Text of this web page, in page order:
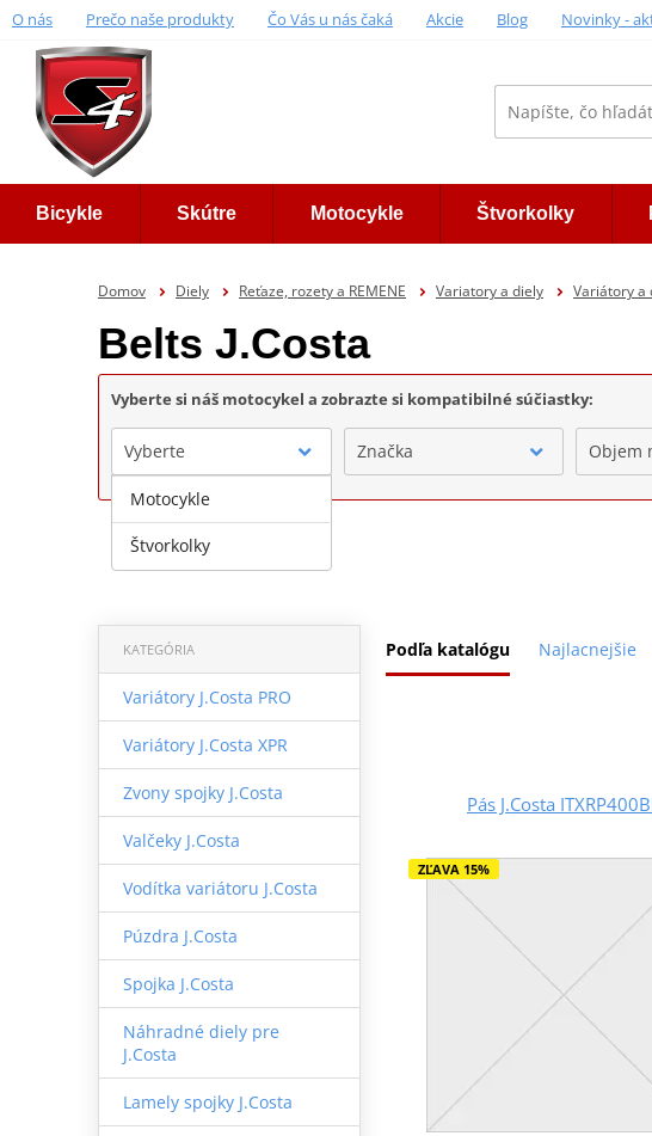
O nás Prečo naše produkty Čo Vás u nás čaká Akcie Blog Novinky -
Bicykle Skútre Motocykle Štvorkolky
Domov Diely Reťaze, rozety a REMENE Variatory a diely Variátory a
Belts J.Costa
Vyberte si náš motocykel a zobrazte si kompatibilné súčiastky:
Vyberte Značka Objem
Podľa katalógu Najlacnejšie
KATEGÓRIA
Variátory J.Costa PRO
Variátory J.Costa XPR
Zvony spojky J.Costa
Valčeky J.Costa
Vodítka variátoru J.Costa
Púzdra J.Costa
Spojka J.Costa
Náhradné diely pre
J.Costa
Lamely spojky J.Costa
Pás J.Costa
ZĽAVA 15%
Motocykle
Štvorkolky